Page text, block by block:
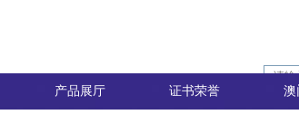
产品展厅 证书荣誉 澳